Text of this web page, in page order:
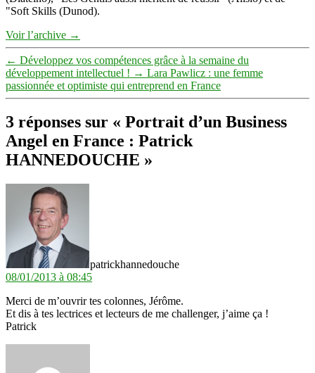
"Soft Skills (Dunod).
Voir l’archive →
← Développez vos compétences grâce à la semaine du
développement intellectuel ! → Lara Pawlicz : une femme
passionnée et optimiste qui entreprend en France
3 réponses sur « Portrait d’un Business
Angel en France : Patrick
HANNEDOUCHE »
patrickhannedouche
08/01/2013 à 08:45
Merci de m’ouvrir tes colonnes, Jérôme.
Et dis à tes lectrices et lecteurs de me challenger, j’aime ça !
Patrick